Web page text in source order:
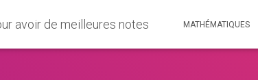
avoir de meilleures notes MATHÉMATIQUES